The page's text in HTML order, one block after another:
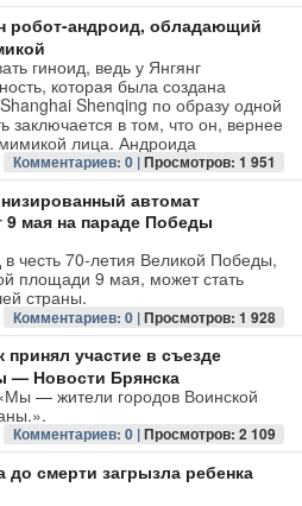
робот-андроид, обладающий
гиноид, ведь у Янгянг
которая была создана
Shenqing по образу одной
заключается в том, что он, вернее
лица. Андроида
Комментариев: 0 |Просмотров: 1 951
автомат
9 мая на параде Победы
честь 70-летия Великой Победы,
площади 9 мая, может стать
страны.
Комментариев: 0 |Просмотров: 1 928
принял участие в съезде
— Новости Брянска
— жители городов Воинской
Комментариев: 0 |Просмотров: 2 109
до смерти загрызла ребенка